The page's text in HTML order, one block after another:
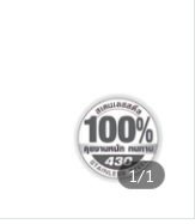
1/1